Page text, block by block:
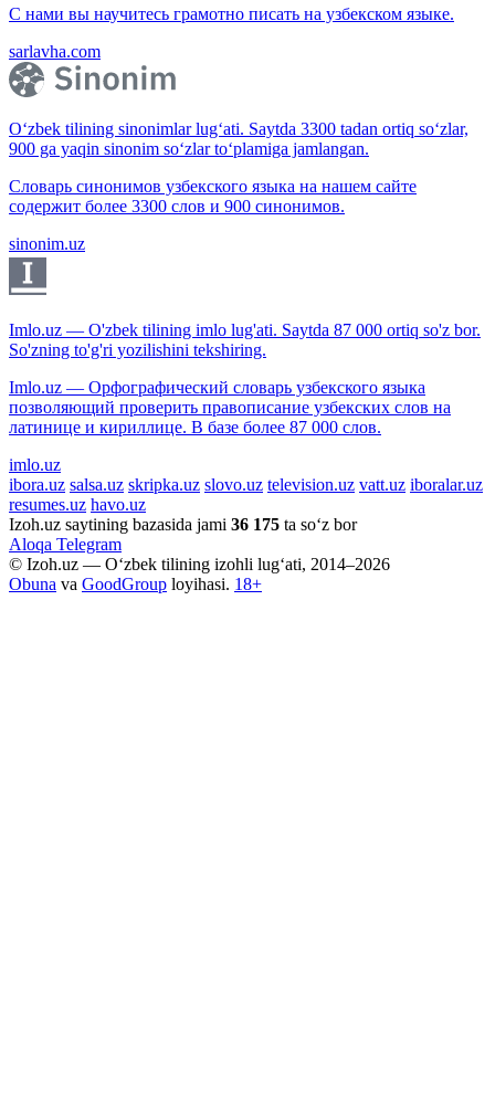
С нами вы научитесь грамотно писать на узбекском языке.
sarlavha.com
O‘zbek tilining sinonimlar lug‘ati. Saytda 3300 tadan ortiq so‘zlar,
900 ga yaqin sinonim so‘zlar to‘plamiga jamlangan.
Словарь синонимов узбекского языка на нашем сайте
содержит более 3300 слов и 900 синонимов.
sinonim.uz
Imlo.uz — O'zbek tilining imlo lug'ati. Saytda 87 000 ortiq so'z bor.
So'zning to'g'ri yozilishini tekshiring.
Imlo.uz — Орфографический словарь узбекского языка
позволяющий проверить правописание узбекских слов на
латинице и кириллице. В базе более 87 000 слов.
imlo.uz
ibora.uz salsa.uz skripka.uz slovo.uz television.uz vatt.uz iboralar.uz
resumes.uz havo.uz
Izoh.uz saytining bazasida jami 36 175 ta so‘z bor
Aloqa Telegram
© Izoh.uz — O‘zbek tilining izohli lug‘ati, 2014–2026
Obuna va GoodGroup loyihasi. 18+